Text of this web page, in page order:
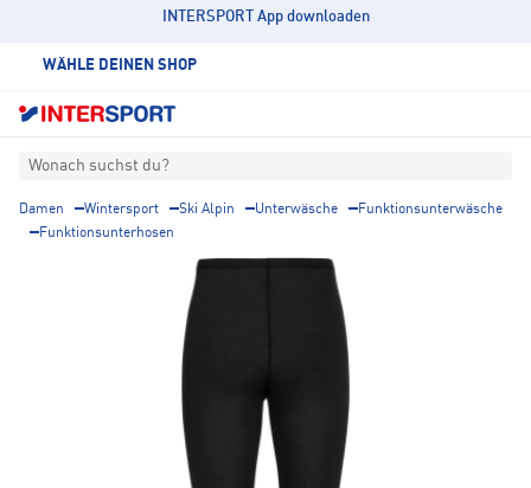
INTERSPORT App downloaden
WÄHLE DEINEN SHOP
Wonach suchst du?
Damen Wintersport Ski Alpin Unterwäsche
Funktionsunterwäsche
Funktionsunterhosen